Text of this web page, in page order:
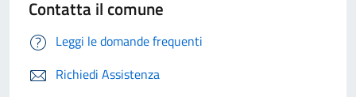
Contatta il comune
Leggi le domande frequenti
Richiedi Assistenza